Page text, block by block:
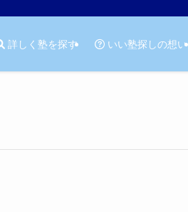
詳しく塾を探す いい塾探しの想い